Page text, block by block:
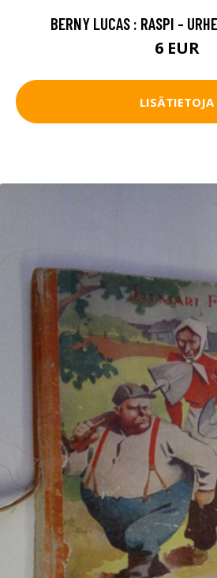
BERNY LUCAS : RASPI -
6 EUR
LISÄTIETOJA